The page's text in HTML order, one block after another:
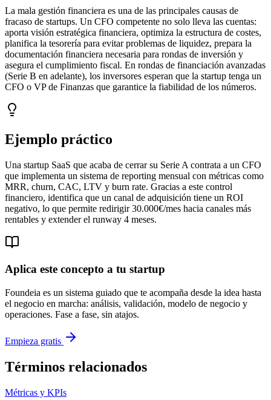
La mala gestión financiera es una de las principales causas de
fracaso de startups. Un CFO competente no solo lleva las cuentas:
aporta visión estratégica financiera, optimiza la estructura de costes,
planifica la tesorería para evitar problemas de liquidez, prepara la
documentación financiera necesaria para rondas de inversión y
asegura el cumplimiento fiscal. En rondas de financiación avanzadas
(Serie B en adelante), los inversores esperan que la startup tenga un
CFO o VP de Finanzas que garantice la fiabilidad de los números.
Ejemplo práctico
Una startup SaaS que acaba de cerrar su Serie A contrata a un CFO
que implementa un sistema de reporting mensual con métricas como
MRR, churn, CAC, LTV y burn rate. Gracias a este control
financiero, identifica que un canal de adquisición tiene un ROI
negativo, lo que permite redirigir 30.000€/mes hacia canales más
rentables y extender el runway 4 meses.
Aplica este concepto a tu startup
Foundeia es un sistema guiado que te acompaña desde la idea hasta
el negocio en marcha: análisis, validación, modelo de negocio y
operaciones. Fase a fase, sin atajos.
Empieza gratis
Términos relacionados
Métricas y KPIs